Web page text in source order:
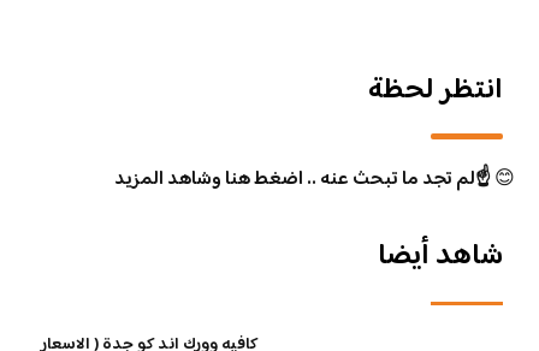
انتظر لحظة
😊☝️لم تجد ما تبحث عنه .. اضغط هنا وشاهد المزيد
شاهد أيضا